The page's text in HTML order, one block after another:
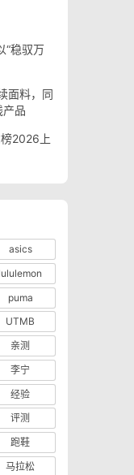
“稳驭万
面料，同
产品
2026上
asics
lululemon
puma
UTMB
亲测
李宁
经验
评测
跑鞋
马拉松